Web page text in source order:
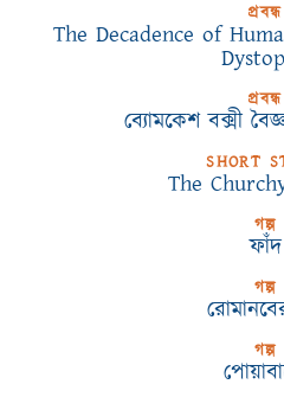
প্রবন্ধ
The Decadence of
প্রবন্ধ
ব্যোমকেশ বক্সী
SHORT
The
গল্প
ফাঁদ
গল্প
গল্প